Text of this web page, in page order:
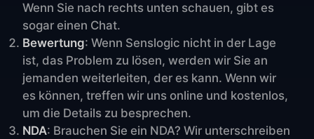
Wenn Sie nach rechts unten schauen, gibt es
sogar einen Chat.
Bewertung: Wenn Senslogic nicht in der Lage
ist, das Problem zu lösen, werden wir Sie an
jemanden weiterleiten, der es kann. Wenn wir
es können, treffen wir uns online und kostenlos,
um die Details zu besprechen.
NDA: Brauchen Sie ein NDA? Wir unterschreiben